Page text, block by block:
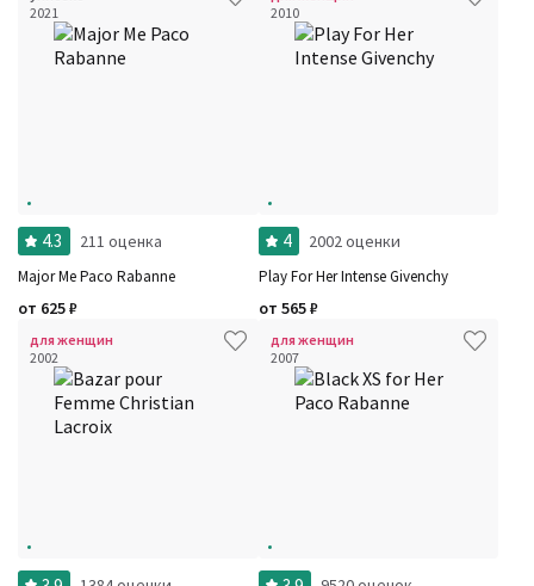
2021
4.3 211 оценка
Major Me Paco Rabanne
от 625₽
2010
4 2002 оценки
Play For Her Intense Givenchy
от 565₽
для женщин
2002
для женщин
2007